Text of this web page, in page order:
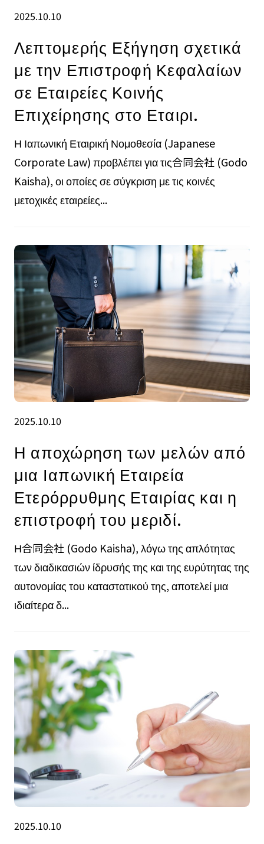
2025.10.10
Λεπτομερής Εξήγηση σχετικά
με την Επιστροφή Κεφαλαίων
σε Εταιρείες Κοινής
Επιχείρησης στο Εταιρι.
Η Ιαπωνική Εταιρική Νομοθεσία (Japanese
Corporate Law) προβλέπει για τις合同会社 (Godo
Kaisha), οι οποίες σε σύγκριση με τις κοινές
μετοχικές εταιρείες...
2025.10.10
Η αποχώρηση των μελών από
μια Ιαπωνική Εταιρεία
Ετερόρρυθμης Εταιρίας και η
επιστροφή του μεριδί.
Η合同会社 (Godo Kaisha), λόγω της απλότητας
των διαδικασιών ίδρυσής της και της ευρύτητας της
αυτονομίας του καταστατικού της, αποτελεί μια
ιδιαίτερα δ...
2025.10.10